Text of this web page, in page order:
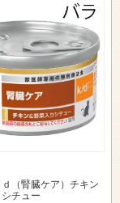
（腎臓ケア）チキン
チュー